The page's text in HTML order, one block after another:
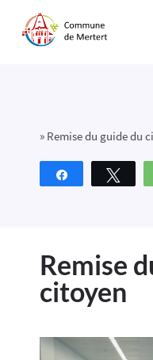
» Remise du guide du
Partagez
Remise
citoyen